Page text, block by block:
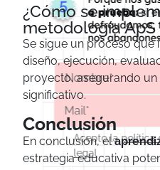
Acepto lapolítica
legal
¿Cómo se
metodología ApS
Se sigue un proceso que
diseño, ejecución,
proyecto, asegurando
significativo.
Conclusión
En conclusión, el
estrategia educativa